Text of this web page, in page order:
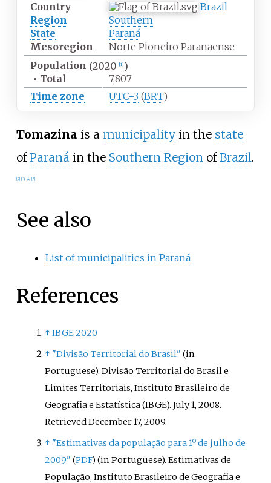
Country
Brazil
Region
Southern
State
Paraná
Mesoregion
Norte Pioneiro Paranaense
Population (2020 [1] )
• Total
7,807
Time zone
UTC−3(BRT)
Tomazina is a municipalityin the state
ofParanáin the Southern RegionofBrazil.
2] [3] 4] 5]
See also
List of municipalities in Paraná
References
↑IBGE 2020
↑ "Divisão Territorial do Brasil" (in
Portuguese). Divisão Territorial do Brasil e
Limites Territoriais, Instituto Brasileiro de
Geografia e Estatística (IBGE). July 1, 2008.
RetrievedDecember 17, 2009.
↑ "Estimativas da população para 1º de julho de
2009" (PDF) (in Portuguese). Estimativas de
População, Instituto Brasileiro de Geografia e